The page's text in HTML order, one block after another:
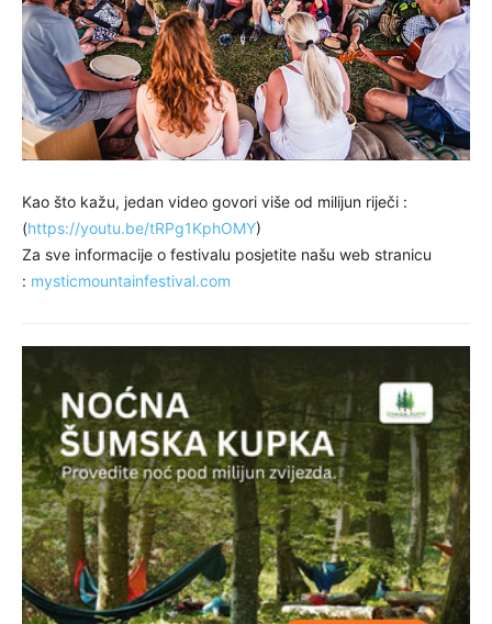
Kao što kažu, jedan video govori više od milijun riječi :
(https://youtu.be/tRPg1KphOMY)
Za sve informacije o festivalu posjetite našu web stranicu
: mysticmountainfestival.com